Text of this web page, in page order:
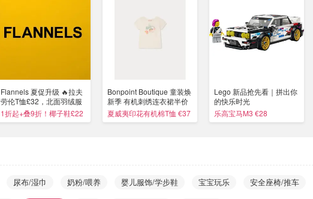
Flannels 夏促升级 🔥拉夫
劳伦T恤£32，北面羽绒服
£75
1折起+叠9折！椰子鞋£22
Bonpoint Boutique 童装焕
新季 有机刺绣连衣裙半价
入！
夏威夷印花有机棉T恤 €37
Lego 新品抢先看｜拼出你
的快乐时光
乐高宝马M3 €28
尿布/湿巾 奶粉/喂养 婴儿服饰/学步鞋 宝宝玩乐 安全座椅/推车